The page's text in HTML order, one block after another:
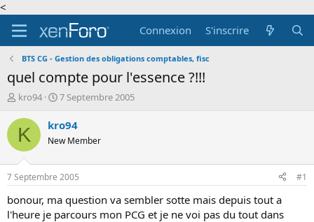
<
Connexion
S'inscrire
BTS CG - Gestion des obligations comptables, fisc
quel compte pour l'essence ?!!!
A
t
e
r
d
e
l
kro94
D
t
d
d
é
b
7 Septembre 2005
K kro94
New Member
7 Septembre 2005 #1
bonour, ma question va sembler sotte mais depuis tout a
l'heure je parcours mon PCG et je ne voi pas du tout dans